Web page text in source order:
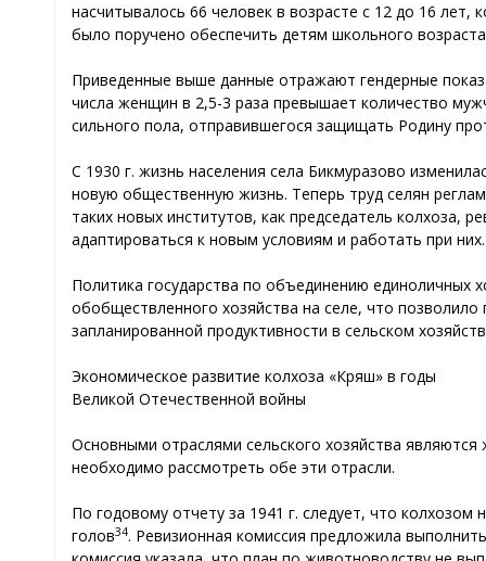
насчитывалось 66 человек в возрасте с 12 до 16
было поручено обеспечить детям школьного
Приведенные выше данные отражают гендерные
числа женщин в 2,5-3 раза превышает количество
сильного пола, отправившегося защищать Родину
С 1930 г. жизнь населения села Бикмуразово
новую общественную жизнь. Теперь труд селян
таких новых институтов, как председатель колхоза,
адаптироваться к новым условиям и работать при них.
Политика государства по объединению единоличных
обобществленного хозяйства на селе, что
запланированной продуктивности в сельском
Экономическое развитие колхоза «Кряш» в годы
Великой Отечественной войны
Основными отраслями сельского хозяйства
необходимо рассмотреть обе эти отрасли.
По годовому отчету за 1941 г. следует, что
голов34. Ревизионная комиссия предложила